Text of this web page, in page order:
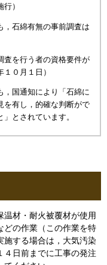
）
，石綿有無の事前調査は
査を行う者の資格要件が
０月１日）
，国通知により「石綿に
を有し，的確な判断がで
」とされています。
材・耐火被覆材が使用
どの作業（この作業を特
する場合は，大気汚染
４日前までに工事の発注